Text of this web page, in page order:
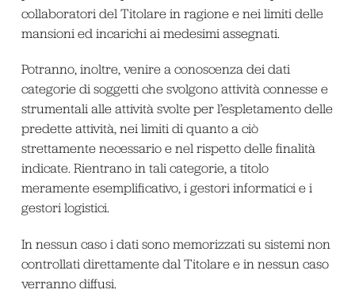
collaboratori del Titolare in ragione e nei limiti delle
mansioni ed incarichi ai medesimi assegnati.
Potranno, inoltre, venire a conoscenza dei dati
categorie di soggetti che svolgono attività connesse e
strumentali alle attività svolte per l’espletamento delle
predette attività, nei limiti di quanto a ciò
strettamente necessario e nel rispetto delle finalità
indicate. Rientrano in tali categorie, a titolo
meramente esemplificativo, i gestori informatici e i
gestori logistici.
In nessun caso i dati sono memorizzati su sistemi non
controllati direttamente dal Titolare e in nessun caso
verranno diffusi.